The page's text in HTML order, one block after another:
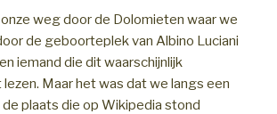
weg door de Dolomieten waar we
de geboorteplek van Albino Luciani
iemand die dit waarschijnlijk
Maar het was dat we langs een
plaats die op Wikipedia stond